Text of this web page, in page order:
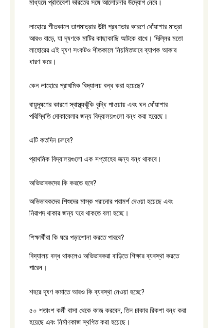
মাধ্যমে প্রতিবেশী ভারতের সঙ্গে আলোচনার উদ্যোগ নেবে।
লাহোরে শীতকালে তাপমাত্রার উল্টা প্রবণতার কারণে ধোঁয়াশার মাত্রা
আরও বাড়ে, যা দূষণকে মাটির কাছাকাছি আটকে রাখে। দিল্লির মতো
লাহোরের এই দূষণ সংকটও শীতকালে নিয়মিতভাবে ব্যাপক আকার
ধারণ করে।
কেন লাহোরে প্রাথমিক বিদ্যালয় বন্ধ করা হয়েছে?
বায়ুদূষণের কারণে স্বাস্থ্যঝুঁকি বৃদ্ধি পাওয়ায় এবং ঘন ধোঁয়াশার
পরিস্থিতি মোকাবেলার জন্য বিদ্যালয়গুলো বন্ধ করা হয়েছে।
এটি কতদিন চলবে?
প্রাথমিক বিদ্যালয়গুলো এক সপ্তাহের জন্য বন্ধ থাকবে।
অভিভাবকদের কি করতে হবে?
অভিভাবকদের শিশুদের মাস্ক পরানোর পরামর্শ দেওয়া হয়েছে এবং
নিরাপদ থাকার জন্য ঘরে থাকতে বলা হচ্ছে।
শিক্ষার্থীরা কি ঘরে পড়াশোনা করতে পারবে?
বিদ্যালয় বন্ধ থাকলেও অভিভাবকরা বাড়িতে শিক্ষার ব্যবস্থা করতে
পারেন।
শহরে দূষণ কমাতে আরও কি ব্যবস্থা নেওয়া হচ্ছে?
৫০ শতাংশ কর্মী বাসা থেকে কাজ করবেন, তিন চাকার রিকশা বন্ধ করা
হয়েছে এবং নির্মাণকাজ স্থগিত করা হয়েছে।